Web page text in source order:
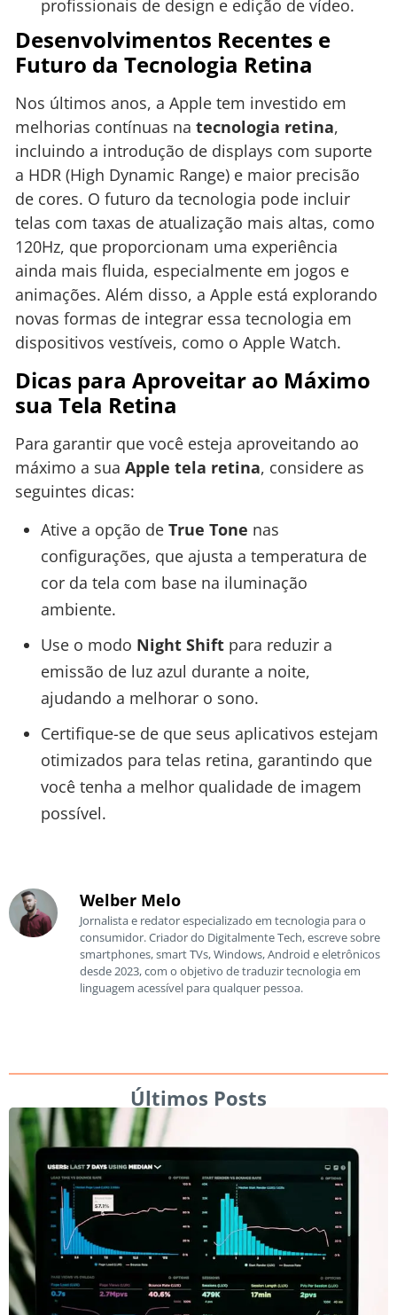
profissionais de design e edição de vídeo.
Desenvolvimentos Recentes e
Futuro da Tecnologia Retina
Nos últimos anos, a Apple tem investido em
melhorias contínuas na tecnologia retina,
incluindo a introdução de displays com suporte
a HDR (High Dynamic Range) e maior precisão
de cores. O futuro da tecnologia pode incluir
telas com taxas de atualização mais altas, como
120Hz, que proporcionam uma experiência
ainda mais fluida, especialmente em jogos e
animações. Além disso, a Apple está explorando
novas formas de integrar essa tecnologia em
dispositivos vestíveis, como o Apple Watch.
Dicas para Aproveitar ao Máximo
sua Tela Retina
Para garantir que você esteja aproveitando ao
máximo a sua Apple tela retina, considere as
seguintes dicas:
Ative a opção de True Tone nas
configurações, que ajusta a temperatura de
cor da tela com base na iluminação
ambiente.
Use o modo Night Shiftpara reduzir a
emissão de luz azul durante a noite,
ajudando a melhorar o sono.
Certifique-se de que seus aplicativos estejam
otimizados para telas retina, garantindo que
você tenha a melhor qualidade de imagem
possível.
Welber Melo
Jornalista e redator especializado em tecnologia para o
consumidor. Criador do Digitalmente Tech, escreve sobre
smartphones, smart TVs, Windows, Android e eletrônicos
desde 2023, com o objetivo de traduzir tecnologia em
linguagem acessível para qualquer pessoa.
Últimos Posts